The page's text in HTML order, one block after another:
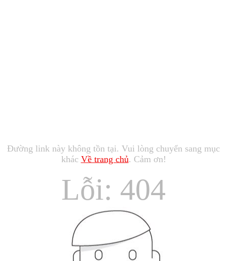
Đường link này không tồn tại. Vui lòng chuyển sang mục
khác Về trang chủ. Cảm ơn!
Lỗi: 404